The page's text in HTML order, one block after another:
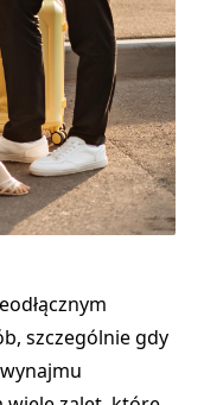
szczególnie gdy